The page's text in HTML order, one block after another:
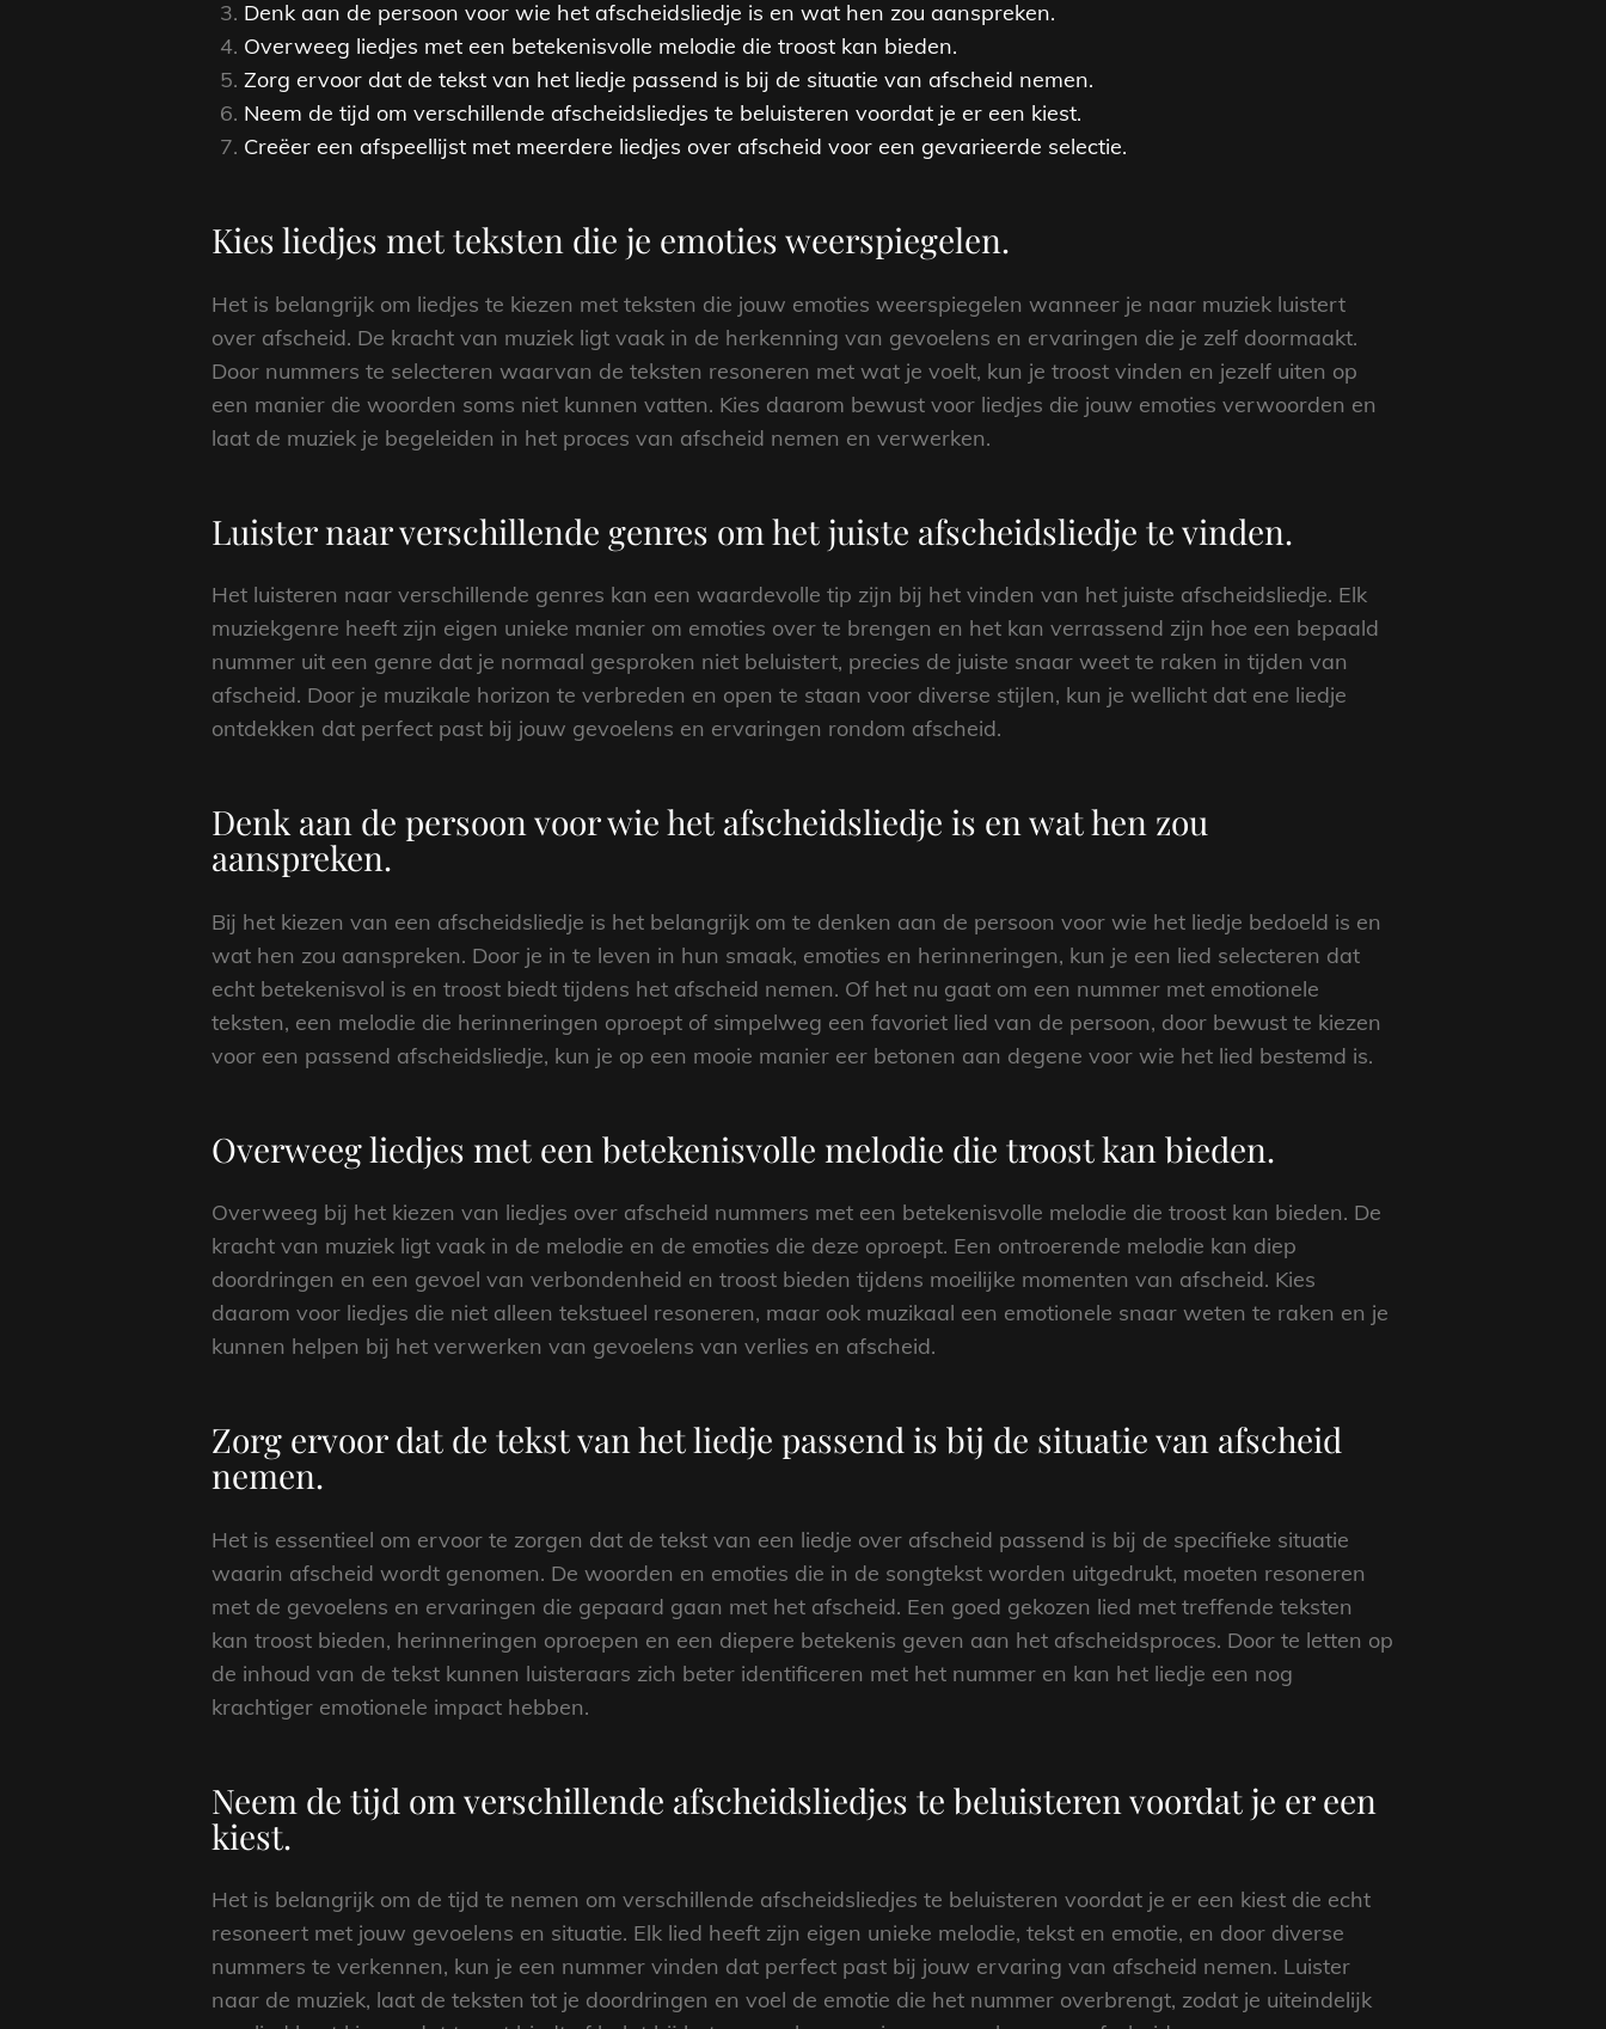
Denk aan de persoon voor wie het afscheidsliedje is en wat hen zou aanspreken.
Overweeg liedjes met een betekenisvolle melodie die troost kan bieden.
Zorg ervoor dat de tekst van het liedje passend is bij de situatie van afscheid nemen.
Neem de tijd om verschillende afscheidsliedjes te beluisteren voordat je er een kiest.
Creëer een afspeellijst met meerdere liedjes over afscheid voor een gevarieerde selectie.
Kies liedjes met teksten die je emoties weerspiegelen.
Het is belangrijk om liedjes te kiezen met teksten die jouw emoties weerspiegelen wanneer je naar muziek luistert
over afscheid. De kracht van muziek ligt vaak in de herkenning van gevoelens en ervaringen die je zelf doormaakt.
Door nummers te selecteren waarvan de teksten resoneren met wat je voelt, kun je troost vinden en jezelf uiten op
een manier die woorden soms niet kunnen vatten. Kies daarom bewust voor liedjes die jouw emoties verwoorden en
laat de muziek je begeleiden in het proces van afscheid nemen en verwerken.
Luister naar verschillende genres om het juiste afscheidsliedje te vinden.
Het luisteren naar verschillende genres kan een waardevolle tip zijn bij het vinden van het juiste afscheidsliedje. Elk
muziekgenre heeft zijn eigen unieke manier om emoties over te brengen en het kan verrassend zijn hoe een bepaald
nummer uit een genre dat je normaal gesproken niet beluistert, precies de juiste snaar weet te raken in tijden van
afscheid. Door je muzikale horizon te verbreden en open te staan voor diverse stijlen, kun je wellicht dat ene liedje
ontdekken dat perfect past bij jouw gevoelens en ervaringen rondom afscheid.
Denk aan de persoon voor wie het afscheidsliedje is en wat hen zou
aanspreken.
Bij het kiezen van een afscheidsliedje is het belangrijk om te denken aan de persoon voor wie het liedje bedoeld is en
wat hen zou aanspreken. Door je in te leven in hun smaak, emoties en herinneringen, kun je een lied selecteren dat
echt betekenisvol is en troost biedt tijdens het afscheid nemen. Of het nu gaat om een nummer met emotionele
teksten, een melodie die herinneringen oproept of simpelweg een favoriet lied van de persoon, door bewust te kiezen
voor een passend afscheidsliedje, kun je op een mooie manier eer betonen aan degene voor wie het lied bestemd is.
Overweeg liedjes met een betekenisvolle melodie die troost kan bieden.
Overweeg bij het kiezen van liedjes over afscheid nummers met een betekenisvolle melodie die troost kan bieden. De
kracht van muziek ligt vaak in de melodie en de emoties die deze oproept. Een ontroerende melodie kan diep
doordringen en een gevoel van verbondenheid en troost bieden tijdens moeilijke momenten van afscheid. Kies
daarom voor liedjes die niet alleen tekstueel resoneren, maar ook muzikaal een emotionele snaar weten te raken en je
kunnen helpen bij het verwerken van gevoelens van verlies en afscheid.
Zorg ervoor dat de tekst van het liedje passend is bij de situatie van afscheid
nemen.
Het is essentieel om ervoor te zorgen dat de tekst van een liedje over afscheid passend is bij de specifieke situatie
waarin afscheid wordt genomen. De woorden en emoties die in de songtekst worden uitgedrukt, moeten resoneren
met de gevoelens en ervaringen die gepaard gaan met het afscheid. Een goed gekozen lied met treffende teksten
kan troost bieden, herinneringen oproepen en een diepere betekenis geven aan het afscheidsproces. Door te letten op
de inhoud van de tekst kunnen luisteraars zich beter identificeren met het nummer en kan het liedje een nog
krachtiger emotionele impact hebben.
Neem de tijd om verschillende afscheidsliedjes te beluisteren voordat je er een
kiest.
Het is belangrijk om de tijd te nemen om verschillende afscheidsliedjes te beluisteren voordat je er een kiest die echt
resoneert met jouw gevoelens en situatie. Elk lied heeft zijn eigen unieke melodie, tekst en emotie, en door diverse
nummers te verkennen, kun je een nummer vinden dat perfect past bij jouw ervaring van afscheid nemen. Luister
naar de muziek, laat de teksten tot je doordringen en voel de emotie die het nummer overbrengt, zodat je uiteindelijk